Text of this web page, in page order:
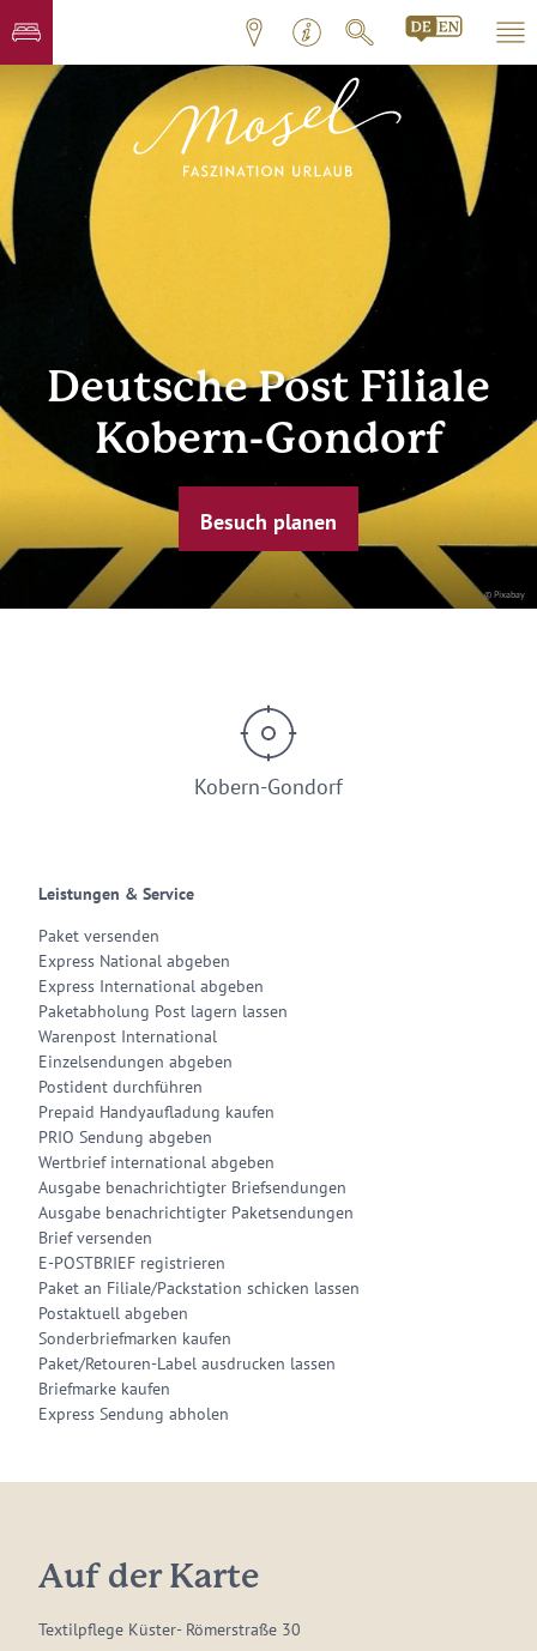
© Pixabay
Deutsche Post Filiale
Kobern-Gondorf
Besuch planen
Kobern-Gondorf
Leistungen & Service
Paket versenden
Express National abgeben
Express International abgeben
Paketabholung Post lagern lassen
Warenpost International
Einzelsendungen abgeben
Postident durchführen
Prepaid Handyaufladung kaufen
PRIO Sendung abgeben
Wertbrief international abgeben
Ausgabe benachrichtigter Briefsendungen
Ausgabe benachrichtigter Paketsendungen
Brief versenden
E-POSTBRIEF registrieren
Paket an Filiale/Packstation schicken lassen
Postaktuell abgeben
Sonderbriefmarken kaufen
Paket/Retouren-Label ausdrucken lassen
Briefmarke kaufen
Express Sendung abholen
Auf der Karte
Textilpflege Küster- Römerstraße 30